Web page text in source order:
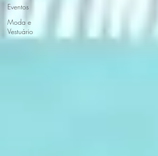
Eventos
Moda e
Vestuário